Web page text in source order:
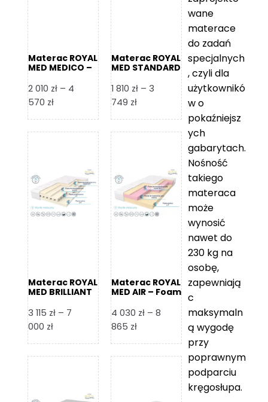
Materac ROYAL
MED MEDICO –
2 010 zł – 4
570 złZakres
od
4
570 zł
Materac ROYAL
MED STANDARD
1 810 zł – 3
749 złZakres
od
3
749 zł
Materac ROYAL
MED BRILLIANT
3 115 zł – 7
000 złZakres
od
Materac ROYAL
MED AIR – Foam
4 030 zł – 8
865 złZakres
od
wane
materace
do zadań
specjalnych
, czyli dla
użytkownikó
w o
pokaźniejsz
ych
gabarytach.
Nośność
takiego
materaca
może
wynosić
nawet do
230 kg na
osobę,
zapewniają
c
maksymaln
ą wygodę
przy
poprawnym
podparciu
kręgosłupa.